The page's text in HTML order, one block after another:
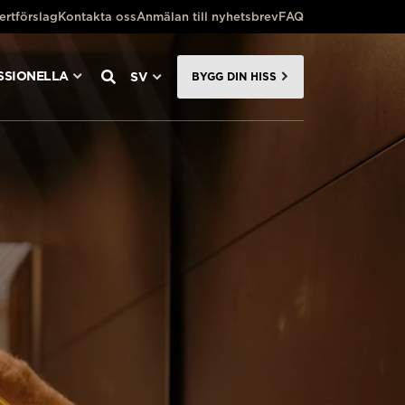
Kontakta ossAnmälan till nyhetsbrevFAQ
SV BYGG DIN HISS